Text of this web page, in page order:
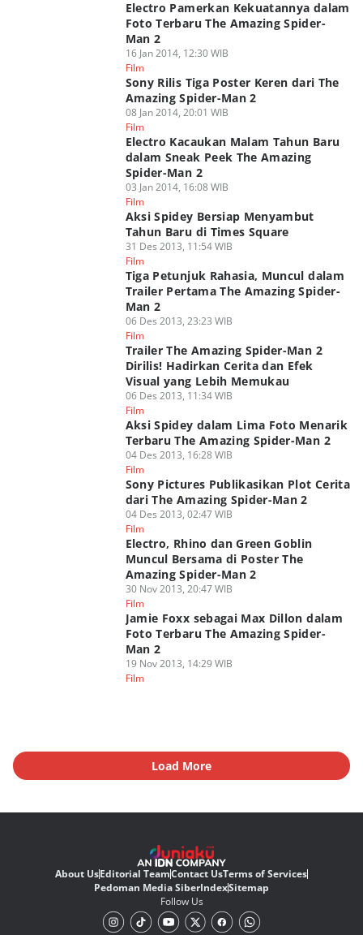
Electro Pamerkan Kekuatannya dalam
Foto Terbaru The Amazing Spider-
Man 2
16 Jan 2014, 12:30 WIB
Film
Sony Rilis Tiga Poster Keren dari The
Amazing Spider-Man 2
08 Jan 2014, 20:01 WIB
Film
Electro Kacaukan Malam Tahun Baru
dalam Sneak Peek The Amazing
Spider-Man 2
03 Jan 2014, 16:08 WIB
Film
Aksi Spidey Bersiap Menyambut
Tahun Baru di Times Square
31 Des 2013, 11:54 WIB
Film
Tiga Petunjuk Rahasia, Muncul dalam
Trailer Pertama The Amazing Spider-
Man 2
06 Des 2013, 23:23 WIB
Film
Trailer The Amazing Spider-Man 2
Dirilis! Hadirkan Cerita dan Efek
Visual yang Lebih Memukau
06 Des 2013, 11:34 WIB
Film
Aksi Spidey dalam Lima Foto Menarik
Terbaru The Amazing Spider-Man 2
04 Des 2013, 16:28 WIB
Film
Sony Pictures Publikasikan Plot Cerita
dari The Amazing Spider-Man 2
04 Des 2013, 02:47 WIB
Film
Electro, Rhino dan Green Goblin
Muncul Bersama di Poster The
Amazing Spider-Man 2
30 Nov 2013, 20:47 WIB
Film
Jamie Foxx sebagai Max Dillon dalam
Foto Terbaru The Amazing Spider-
Man 2
19 Nov 2013, 14:29 WIB
Film
Load More
About UsEditorial TeamContact UsTerms of Services
Pedoman Media SiberIndexSitemap
Follow Us